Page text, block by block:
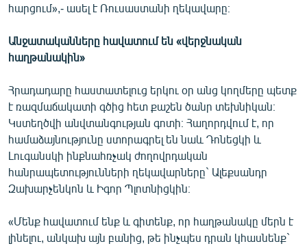
հարցում»,- ասել է Ռուսաստանի ղեկավարը։
Անջատականները հավատում են «վերջնական
հաղթանակին»
Հրադադարը հաստատելուց երկու օր անց կողմերը պետք
է ռազմաճակատի գծից հետ քաշեն ծանր տեխնիկան։
Կստեղծվի անվտանգության գոտի։ Հաղորդվում է, որ
համաձայնությունը ստորագրել են նաև Դոնեցկի և
Լուգանսկի ինքնահռչակ ժողովրդական
հանրապետությունների ղեկավարները` Ալեքսանդր
Զախարչենկոն և Իգոր Պլոտնիցկին։
«Մենք հավատում ենք և գիտենք, որ հաղթանակը մերն է
լինելու, անկախ այն բանից, թե ինչպես դրան կհասնենք`